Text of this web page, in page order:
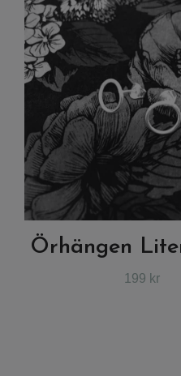
Örhängen
199 kr